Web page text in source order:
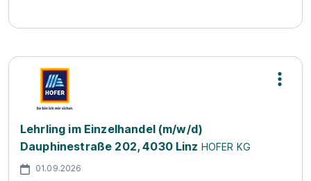
Lehrling im Einzelhandel (m/w/d)
Dauphinestraße 202, 4030 Linz HOFER KG
01.09.2026